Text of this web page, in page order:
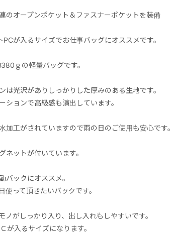
のオープンポケット＆ファスナーポケットを装備
が入るサイズでお仕事バッグにオススメです。
ｇの軽量バッグです。
は光沢がありしっかりした厚みのある生地です。
ションで高級感も演出しています。
加工がされていますので雨の日のご使用も安心です。
ネットが付いています。
バックにオススメ。
使って頂きたいバックです。
ノがしっかり入り、出し入れもしやすいです。
が入るサイズになります。